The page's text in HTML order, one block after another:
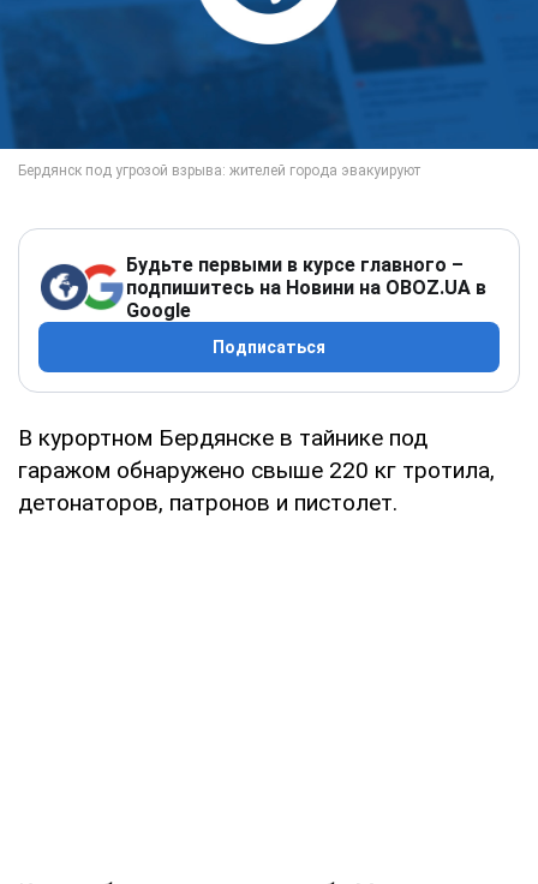
Будьте первыми в курсе главного –
подпишитесь на Новини на OBOZ.UA в
Google
Подписаться
В курортном Бердянске в тайнике под
гаражом обнаружено свыше 220 кг тротила,
детонаторов, патронов и пистолет.